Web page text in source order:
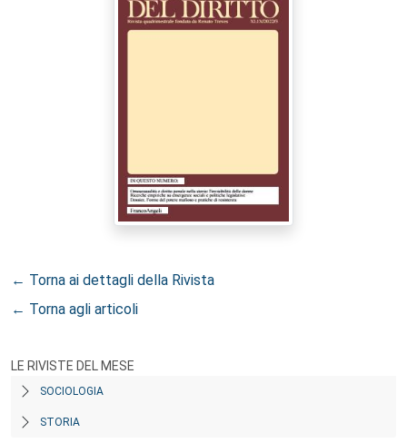
← Torna ai dettagli della Rivista
← Torna agli articoli
LE RIVISTE DEL MESE
SOCIOLOGIA
STORIA